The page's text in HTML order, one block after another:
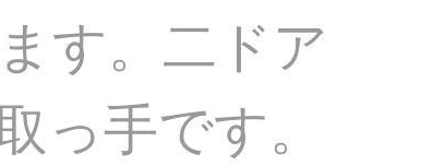
す。二ドア
手です。